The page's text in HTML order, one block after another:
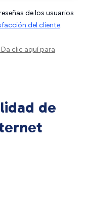
de los usuarios
del cliente.
Da clic aquípara
de